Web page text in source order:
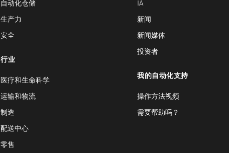
自动化仓储
生产力
安全
行业
医疗和生命科学
运输和物流
制造
配送中心
零售
IA
新闻
新闻媒体
投资者
我的自动化支持
操作方法视频
需要帮助吗？